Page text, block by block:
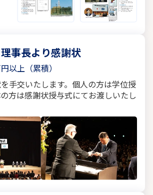
理事長より感謝状
以上（累積）
手交いたします。個人の方は学位授
方は感謝状授与式にてお渡しいたし